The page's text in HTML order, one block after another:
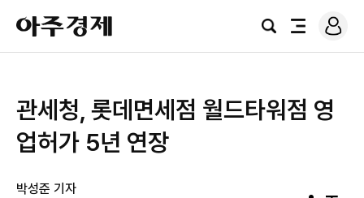
아
주
경
검
전
로
그
관세청, 롯데면세점 월드타워점 영
업허가 5년 연장
박성준 기자